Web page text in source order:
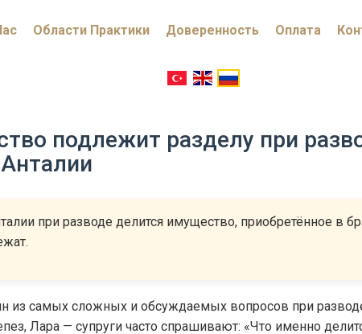
Области Практики Доверенность Оплата
подлежит разделу при
при разводе делится имущество, приобретённое в
из самых сложных и обсуждаемых вопросов при
Лара — супруги часто спрашивают: «Что именно